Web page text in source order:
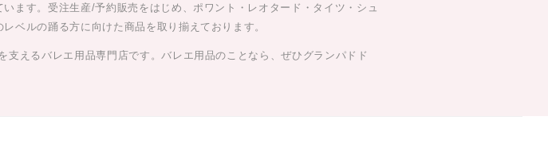
ます。受注生産/予約販売をはじめ、ポワント・レオタード・タイツ・シュ
ベルの踊る方に向けた商品を取り揃えております。
えるバレエ用品専門店です。バレエ用品のことなら、ぜひグランパドド